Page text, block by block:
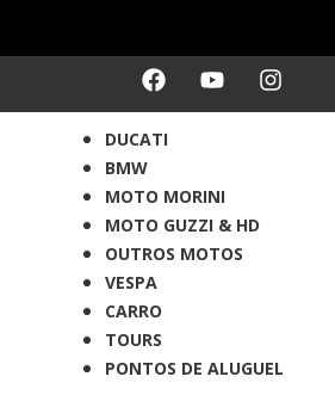
DUCATI
BMW
MOTO MORINI
MOTO GUZZI & HD
OUTROS MOTOS
VESPA
CARRO
TOURS
PONTOS DE ALUGUEL